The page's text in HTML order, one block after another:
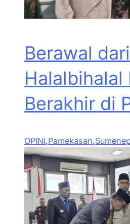
Berawal dari
Halalbihalal
Berakhir di
OPINI,Pamekasan,Sumenep